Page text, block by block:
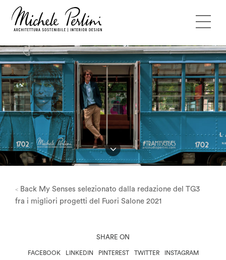
< Back My Senses selezionato dalla redazione del TG3
fra i migliori progetti del Fuori Salone 2021
SHARE ON
FACEBOOK LINKEDIN PINTEREST TWITTER INSTAGRAM